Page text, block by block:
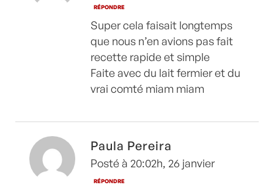
RÉPONDRE
Super cela faisait longtemps
que nous n’en avions pas fait
recette rapide et simple
Faite avec du lait fermier et du
vrai comté miam miam
Paula Pereira
Posté à 20:02h, 26 janvier
RÉPONDRE